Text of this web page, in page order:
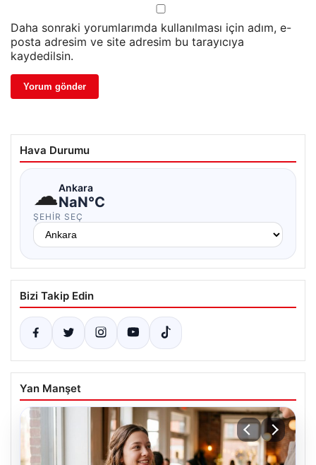
Daha sonraki yorumlarımda kullanılması için adım, e-
posta adresim ve site adresim bu tarayıcıya
kaydedilsin.
Hava Durumu
☁Ankara
NaN°C
ŞEHIR SEÇ
Bizi Takip Edin
Yan Manşet